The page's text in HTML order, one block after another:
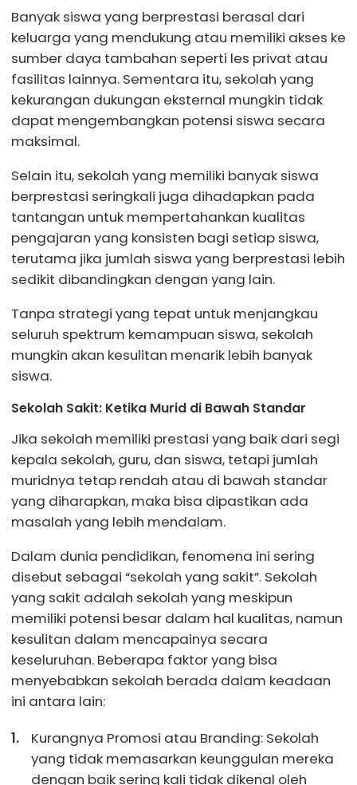
Banyak siswa yang berprestasi berasal dari
keluarga yang mendukung atau memiliki akses ke
sumber daya tambahan seperti les privat atau
fasilitas lainnya. Sementara itu, sekolah yang
kekurangan dukungan eksternal mungkin tidak
dapat mengembangkan potensi siswa secara
maksimal.
Selain itu, sekolah yang memiliki banyak siswa
berprestasi seringkali juga dihadapkan pada
tantangan untuk mempertahankan kualitas
pengajaran yang konsisten bagi setiap siswa,
terutama jika jumlah siswa yang berprestasi lebih
sedikit dibandingkan dengan yang lain.
Tanpa strategi yang tepat untuk menjangkau
seluruh spektrum kemampuan siswa, sekolah
mungkin akan kesulitan menarik lebih banyak
siswa.
Sekolah Sakit: Ketika Murid di Bawah Standar
Jika sekolah memiliki prestasi yang baik dari segi
kepala sekolah, guru, dan siswa, tetapi jumlah
muridnya tetap rendah atau di bawah standar
yang diharapkan, maka bisa dipastikan ada
masalah yang lebih mendalam.
Dalam dunia pendidikan, fenomena ini sering
disebut sebagai “sekolah yang sakit”. Sekolah
yang sakit adalah sekolah yang meskipun
memiliki potensi besar dalam hal kualitas, namun
kesulitan dalam mencapainya secara
keseluruhan. Beberapa faktor yang bisa
menyebabkan sekolah berada dalam keadaan
ini antara lain:
Kurangnya Promosi atau Branding: Sekolah
yang tidak memasarkan keunggulan mereka
dengan baik sering kali tidak dikenal oleh